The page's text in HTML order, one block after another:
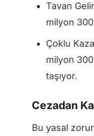
Tavan
milyon
Çoklu
milyon 300
taşıyor.
Cezadan
Bu yasal